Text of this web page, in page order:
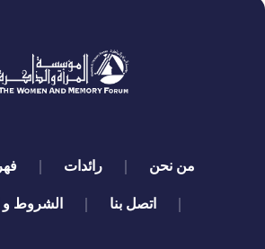
quick links
من نحن رائدات
اتصل بنا
الشروط و